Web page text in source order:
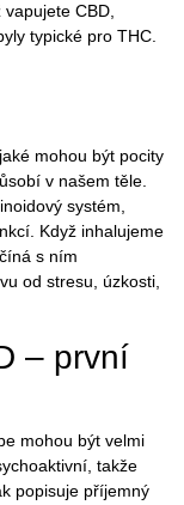
CBD,
typické pro THC.
mohou být pocity
v našem těle.
systém,
Když inhalujeme
s ním
od stresu, úzkosti,
– první
mohou být velmi
takže
popisuje příjemný